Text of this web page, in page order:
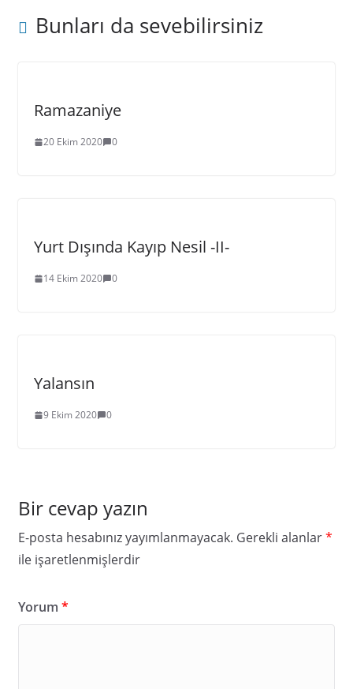
Bunları da sevebilirsiniz
Ramazaniye
20 Ekim 2020 0
Yurt Dışında Kayıp Nesil -II-
14 Ekim 2020 0
Yalansın
9 Ekim 2020 0
Bir cevap yazın
E-posta hesabınız yayımlanmayacak. Gerekli alanlar*
ile işaretlenmişlerdir
Yorum *